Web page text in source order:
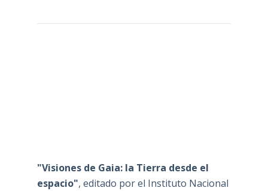
"Visiones de Gaia: la Tierra desde el
espacio", editado por el Instituto Nacional